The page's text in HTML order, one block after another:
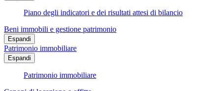
Piano degli indicatori e dei risultati attesi di bilancio
Beni immobili e gestione patrimonio
Espandi
Patrimonio immobiliare
Espandi
Patrimonio immobiliare